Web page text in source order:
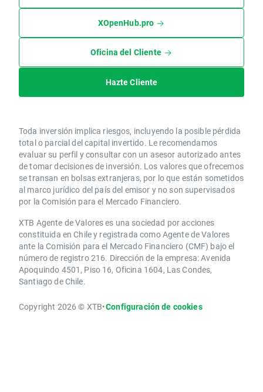
XOpenHub.pro
Oficina del Cliente
Hazte Cliente
Toda inversión implica riesgos, incluyendo la posible pérdida
total o parcial del capital invertido. Le recomendamos
evaluar su perfil y consultar con un asesor autorizado antes
de tomar decisiones de inversión. Los valores que ofrecemos
se transan en bolsas extranjeras, por lo que están sometidos
al marco jurídico del país del emisor y no son supervisados
por la Comisión para el Mercado Financiero.
XTB Agente de Valores es una sociedad por acciones
constituida en Chile y registrada como Agente de Valores
ante la Comisión para el Mercado Financiero (CMF) bajo el
número de registro 216. Dirección de la empresa: Avenida
Apoquindo 4501, Piso 16, Oficina 1604, Las Condes,
Santiago de Chile.
Copyright 2026 © XTB•Configuración de cookies